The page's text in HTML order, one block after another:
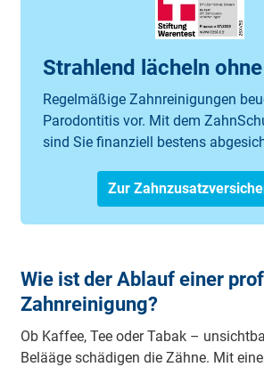
Strahlend lächeln
Regelmäßige Zahnreinigungen
Parodontitis vor. Mit dem
sind Sie finanziell bestens
Zur
Wie ist der Ablauf einer
Zahnreinigung?
Ob Kaf­fee, Tee oder Ta­bak –
Be­lää­ge schä­di­gen die Zäh­ne. Mit